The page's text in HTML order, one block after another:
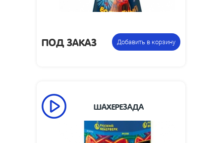
ПОД ЗАКАЗ Добавить в корзину
ШАХЕРЕЗАДА
Время работы, сек:
75
Высота пламени, м:
3